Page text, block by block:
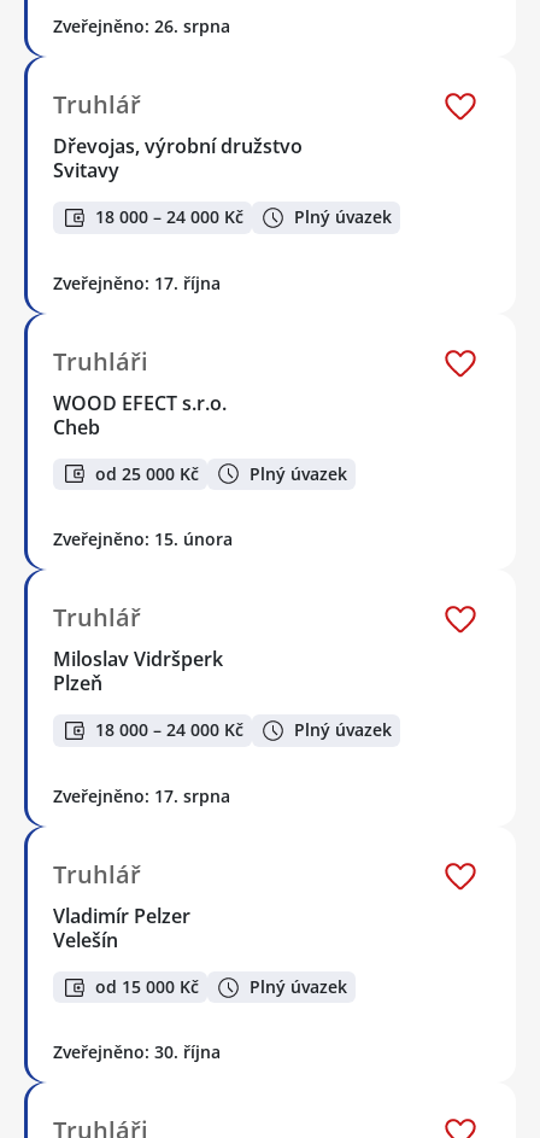
Zveřejněno: 26. srpna
Truhlář
Dřevojas, výrobní družstvo
Svitavy
18 000 – 24 000 Kč Plný úvazek
Zveřejněno: 17. října
Truhláři
WOOD EFECT s.r.o.
Cheb
od 25 000 Kč Plný úvazek
Zveřejněno: 15. února
Truhlář
Miloslav Vidršperk
Plzeň
18 000 – 24 000 Kč Plný úvazek
Zveřejněno: 17. srpna
Truhlář
Vladimír Pelzer
Velešín
od 15 000 Kč Plný úvazek
Zveřejněno: 30. října
Truhláři